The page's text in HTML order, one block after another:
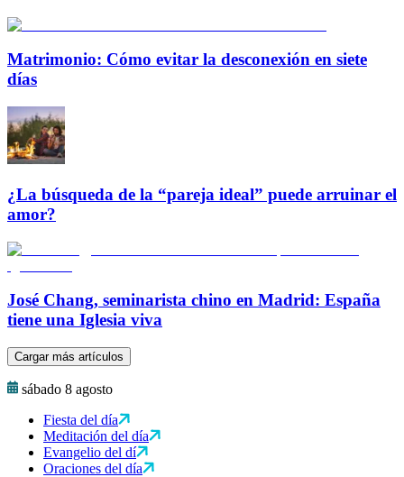
Matrimonio: Cómo evitar la desconexión en siete
días
¿La búsqueda de la “pareja ideal” puede arruinar el
amor?
José Chang, seminarista chino en Madrid: España
tiene una Iglesia viva
Cargar más artículos
sábado 8 agosto
Fiesta del día
Meditación del día
Evangelio del dí
Oraciones del día